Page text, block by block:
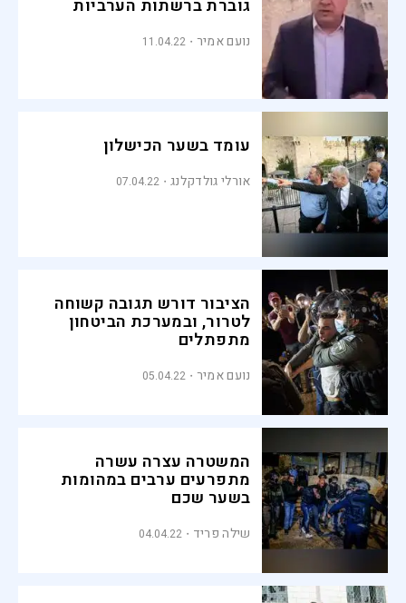
גוברת ברשתות הערביות
נועם אמיר 11.04.22
עומד בשער הכישלון
אורלי גולדקלנג 07.04.22
הציבור דורש תגובה קשוחה
לטרור, ובמערכת הביטחון
מתפתלים
נועם אמיר 05.04.22
המשטרה עצרה עשרה
מתפרעים ערבים במהומות
בשער שכם
שילה פריד 04.04.22